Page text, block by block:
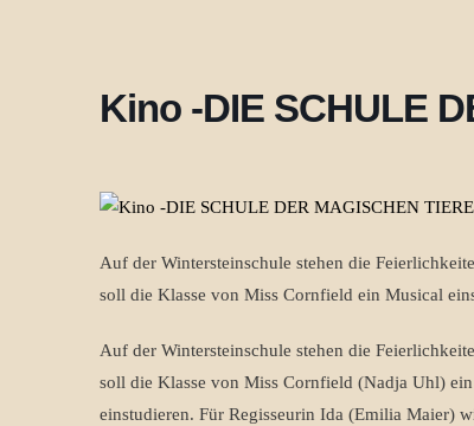
Kino -DIE SCHULE
Auf der Wintersteinschule stehen die
soll die Klasse von Miss Cornfield ein Musical
Auf der Wintersteinschule stehen die
soll die Klasse von Miss Cornfield (Nadja Uhl)
einstudieren. Für Regisseurin Ida (Emilia Maier)